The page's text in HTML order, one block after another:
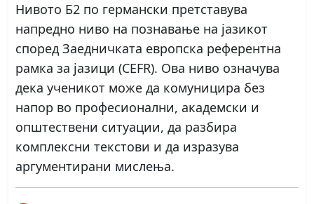
Нивото Б2 по германски претставува
напредно ниво на познавање на јазикот
според Заедничката европска референтна
рамка за јазици (CEFR). Ова ниво означува
дека ученикот може да комуницира без
напор во професионални, академски и
општествени ситуации, да разбира
комплексни текстови и да изразува
аргументирани мислења.